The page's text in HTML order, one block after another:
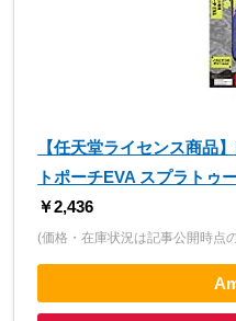
【任天堂ライセンス商品
トポーチEVA スプラトゥ
￥2,436
(価格・在庫状況は記事公開時点